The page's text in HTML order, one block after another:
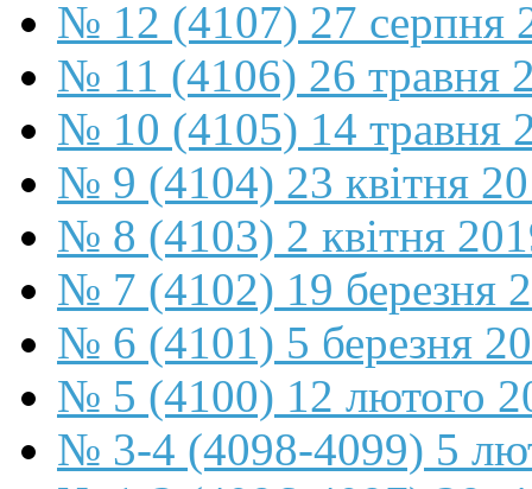
№ 12 (4107) 27 серпня
№ 11 (4106) 26 травня
№ 10 (4105) 14 травня
№ 9 (4104) 23 квітня
№ 8 (4103) 2 квітня
№ 7 (4102) 19 березня
№ 6 (4101) 5 березня
№ 5 (4100) 12 лютого
№ 3-4 (4098-4099) 5